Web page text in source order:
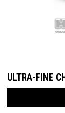
ULTRA-FINE